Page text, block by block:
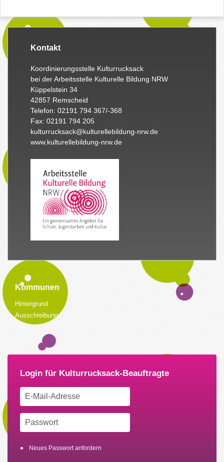
Kontakt
Koordinierungsstelle Kulturrucksack
bei der Arbeitsstelle Kulturelle Bildung NRW
Küppelstein 34
42857 Remscheid
Telefon: 02191 794 367/-368
Fax: 02191 794 205
kulturrucksack@kulturellebildung-nrw.de
www.kulturellebildung-nrw.de
Kommunen
Hintergrund
Ausschreibung
Links
Neues Passwort anfordern